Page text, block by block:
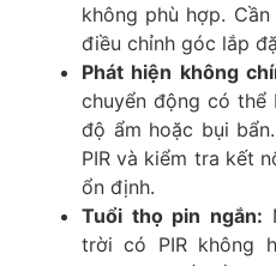
không phù hợp.
điều chỉnh góc lắp
Phát hiện không
chuyển động có
độ ẩm hoặc bụi
PIR và kiểm tra kết
ổn định.
Tuổi thọ pin ngắn:
trời có PIR không